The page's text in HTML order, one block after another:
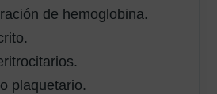
de hemoglobina.
plaquetario.